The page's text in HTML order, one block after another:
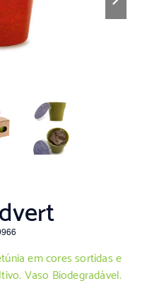
em cores sortidas e
Vaso Biodegradável.